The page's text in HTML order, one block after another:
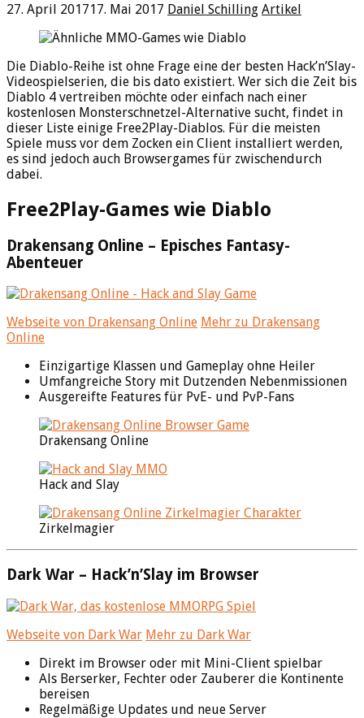
27. April 201717. Mai 2017 Daniel Schilling Artikel
Die Diablo-Reihe ist ohne Frage eine der besten Hack’n’Slay-
Videospielserien, die bis dato existiert. Wer sich die Zeit bis
Diablo 4 vertreiben möchte oder einfach nach einer
kostenlosen Monsterschnetzel-Alternative sucht, findet in
dieser Liste einige Free2Play-Diablos. Für die meisten
Spiele muss vor dem Zocken ein Client installiert werden,
es sind jedoch auch Browsergames für zwischendurch
dabei.
Free2Play-Games wie Diablo
Drakensang Online – Episches Fantasy-
Abenteuer
Webseite von Drakensang Online Mehr zu Drakensang
Online
Einzigartige Klassen und Gameplay ohne Heiler
Umfangreiche Story mit Dutzenden Nebenmissionen
Ausgereifte Features für PvE- und PvP-Fans
Drakensang Online
Hack and Slay
Zirkelmagier
Dark War – Hack’n’Slay im Browser
Webseite von Dark War Mehr zu Dark War
Direkt im Browser oder mit Mini-Client spielbar
Als Berserker, Fechter oder Zauberer die Kontinente
bereisen
Regelmäßige Updates und neue Server